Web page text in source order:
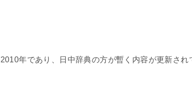
年であり、日中辞典の方が暫く内容が更新され